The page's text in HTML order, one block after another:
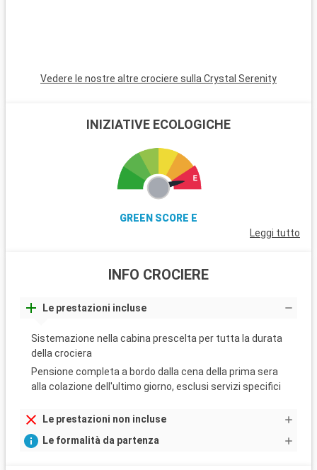
Vedere le nostre altre crociere sulla Crystal Serenity
INIZIATIVE ECOLOGICHE
GREEN SCORE E
Leggi tutto
INFO CROCIERE
Le prestazioni incluse
Sistemazione nella cabina prescelta per tutta la durata
della crociera
Pensione completa a bordo dalla cena della prima sera
alla colazione dell'ultimo giorno, esclusi servizi specifici
Le prestazioni non incluse
Le formalità da partenza